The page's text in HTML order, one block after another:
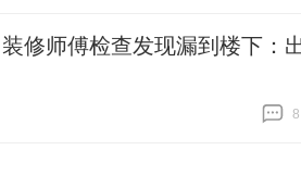
修师傅检查发现漏到楼下：
8